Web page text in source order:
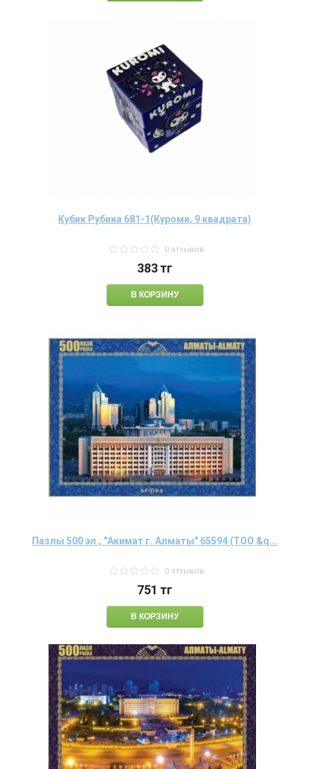
Кубик Рубика 681-1(Куроми, 9 квадрата)
0 отзывов
383тг
Пазлы 500 эл., "Акимат г. Алматы" 65594 (ТОО &q...
0 отзывов
751 тг